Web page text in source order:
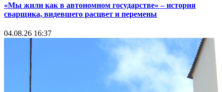
«Мы жили как в автономном государстве» – история
сварщика, видевшего расцвет и перемены
04.08.26 16:37